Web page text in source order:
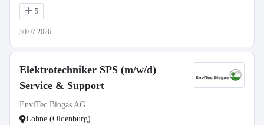
5
30.07.2026
Elektrotechniker SPS (m/w/d)
Service & Support
EnviTec Biogas AG
Lohne (Oldenburg)